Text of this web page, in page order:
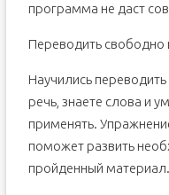
программа не даст
Переводить свободно
Научились
речь, знаете слова и
применять.
поможет развить
пройденный материал.